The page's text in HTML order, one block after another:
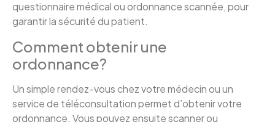
questionnaire médical ou ordonnance scannée, pour
garantir la sécurité du patient.
Comment obtenir une
ordonnance?
Un simple rendez-vous chez votre médecin ou un
service de téléconsultation permet d’obtenir votre
ordonnance. Vous pouvez ensuite scanner ou